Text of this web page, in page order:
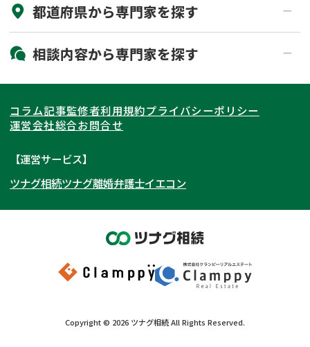
初回相談無料
土日祝の相談可能
都道府県から専門家を探す
北海道・東北
北海道 青森県
岩手県 宮城県
秋田県
福島県
関東
東京都 神奈川県
埼玉県
茨城県 群馬県
東海
愛知県
岐阜県 山梨県
関西
大阪府 京都府
奈良県
和歌山県
北陸・甲信越
石川県
富山県
岡山県
九州・沖縄
相談内容から専門家を探す
相続登記
遺産分割
相続手続き
家族信託
成年後見・任意後見
相続財産調査
不動産評価(相続不動産)
相続トラブル
コラム記事監修者利用規約プライバシーポリシー
運営会社総合お問合せ
【運営サービス】
ツナグ相続ツナグ離婚弁護士イエコン
Copyright © 2026 ツナグ相続All Rights Reserved.